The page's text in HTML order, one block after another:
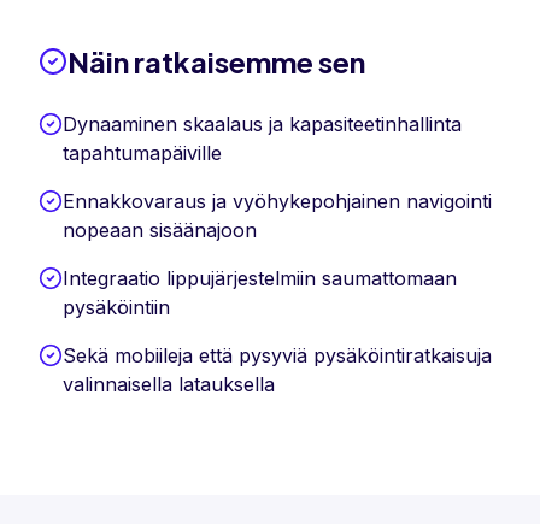
Näin ratkaisemme sen
Dynaaminen skaalaus ja kapasiteetinhallinta
tapahtumapäiville
Ennakkovaraus ja vyöhykepohjainen navigointi
nopeaan sisäänajoon
Integraatio lippujärjestelmiin saumattomaan
pysäköintiin
Sekä mobiileja että pysyviä pysäköintiratkaisuja
valinnaisella latauksella